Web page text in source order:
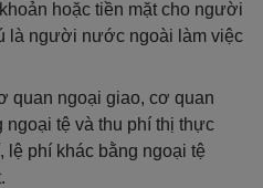
hoặc tiền mặt cho người
là người nước ngoài làm việc
quan ngoại giao, cơ quan
tệ và thu phí thị thực
lệ phí khác bằng ngoại tệ